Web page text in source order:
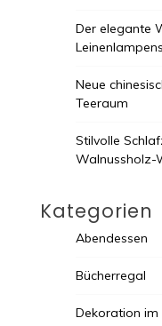
Der elegante
Neue
Teeraum
Stilvolle
Walnussholz-
Kategorien
Abendessen
Bücherregal
Dekoration im